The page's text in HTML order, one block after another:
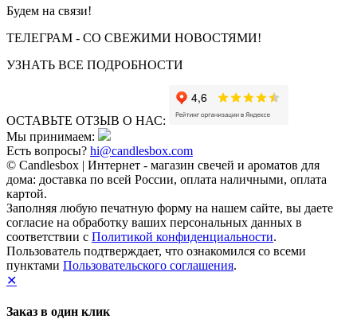
Будем на связи!
ТЕЛЕГРАМ - СО СВЕЖИМИ НОВОСТЯМИ!
УЗНАТЬ ВСЕ ПОДРОБНОСТИ
ОСТАВЬТЕ ОТЗЫВ О НАС:
Мы принимаем:
Есть вопросы? hi@candlesbox.com
© Candlesbox | Интернет - магазин свечей и ароматов для
дома: доставка по всей России, оплата наличными, оплата
картой.
Заполняя любую печатную форму на нашем сайте, вы даете
согласие на обработку ваших персональных данных в
соответствии с Политикой конфиденциальности.
Пользователь подтверждает, что ознакомился со всеми
пунктами Пользовательского соглашения.
✕
Заказ в один клик